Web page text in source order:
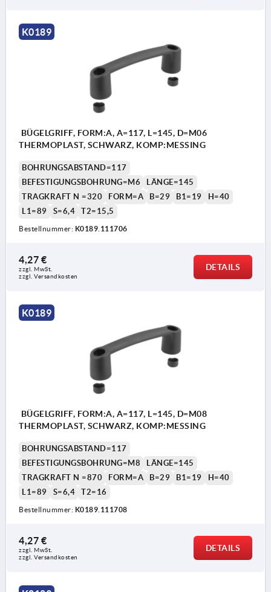
K0189
BÜGELGRIFF, FORM:A, A=117, L=145, D=M06
THERMOPLAST, SCHWARZ, KOMP:MESSING
BOHRUNGSABSTAND=117
BEFESTIGUNGSBOHRUNG=M6
LÄNGE=145
TRAGKRAFT N =320
FORM=A B=29 B1=19
H=40
L1=89
S=6,4 T2=15,5
Bestellnummer: K0189.111706
4,27 €
zzgl. MwSt.
zzgl. Versandkosten
DETAILS
K0189
BÜGELGRIFF, FORM:A, A=117, L=145, D=M08
THERMOPLAST, SCHWARZ, KOMP:MESSING
BOHRUNGSABSTAND=117
BEFESTIGUNGSBOHRUNG=M8
LÄNGE=145
TRAGKRAFT N =870
FORM=A B=29 B1=19
H=40
L1=89
S=6,4 T2=16
Bestellnummer: K0189.111708
4,27 €
zzgl. MwSt.
zzgl. Versandkosten
DETAILS